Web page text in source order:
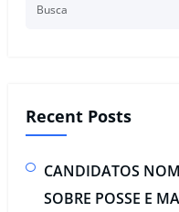
Recent Posts
CANDIDATOS
SOBRE POSSE E